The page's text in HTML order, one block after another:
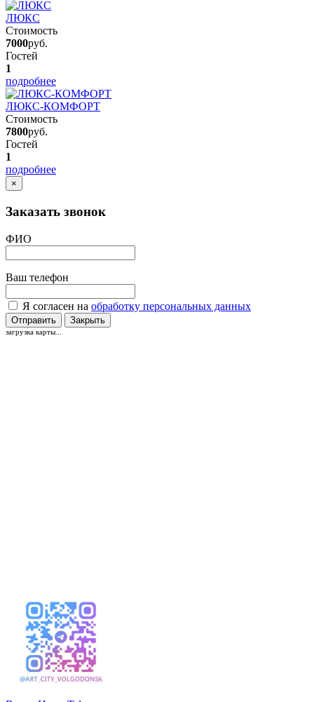
ЛЮКС
Стоимость
7000руб.
Гостей
1
подробнее
ЛЮКС-КОМФОРТ
Стоимость
7800руб.
Гостей
1
подробнее
×
Заказать звонок
ФИО
Ваш телефон
Я согласен на обработку персональных данных
Отправить Закрыть
загрузка карты...